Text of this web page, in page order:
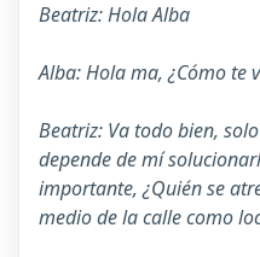
Beatriz: Hola Alba
Alba: Hola ma, ¿Cómo te
Beatriz: Va todo bien,
depende de mí
importante, ¿Quién se
medio de la calle como